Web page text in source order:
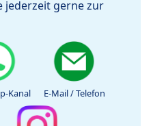
jederzeit gerne zur
Kanal E-Mail / Telefon